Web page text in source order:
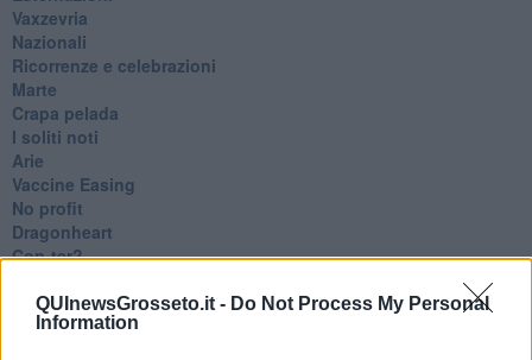
QUInewsGrosseto.it - Do Not Process My Personal
Information
Vaxzevria
Nazionali
​Ricorrenze e celebrazioni
Marte
​Crapa pelada
​I soliti noti
Arie
​Vaccine Easing
No profit
Dragonheart
Con-ter?
Coincidenze e crisi
L'amico